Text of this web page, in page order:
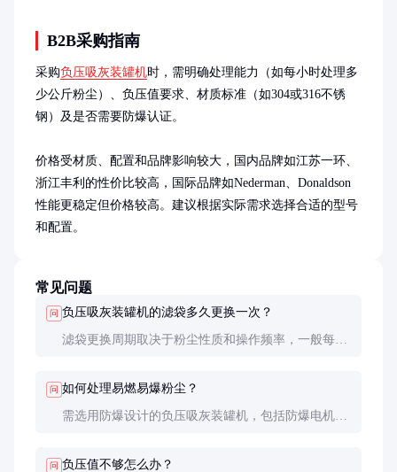
B2B采购指南
采购负压吸灰装罐机时，需明确处理能力（如每小时处理多
少公斤粉尘）、负压值要求、材质标准（如304或316不锈
钢）及是否需要防爆认证。
价格受材质、配置和品牌影响较大，国内品牌如江苏一环、
浙江丰利的性价比较高，国际品牌如Nederman、Donaldson
性能更稳定但价格较高。建议根据实际需求选择合适的型号
和配置。
常见问题
问 负压吸灰装罐机的滤袋多久更换一次？
滤袋更换周期取决于粉尘性质和操作频率，一般每3-
问 如何处理易燃易爆粉尘？
需选用防爆设计的负压吸灰装罐机，包括防爆电机、
问 负压值不够怎么办？